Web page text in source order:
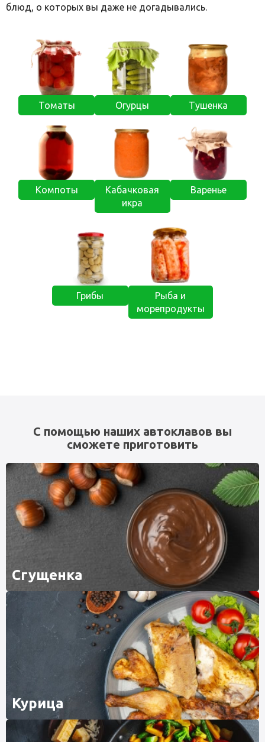
блюд, о которых вы даже не догадывались.
Томаты Огурцы Тушенка
Компоты
Кабачковая
икра
Варенье
Грибы
Рыба и
морепродукты
С помощью наших автоклавов вы
сможете приготовить
Сгущенка
Курица